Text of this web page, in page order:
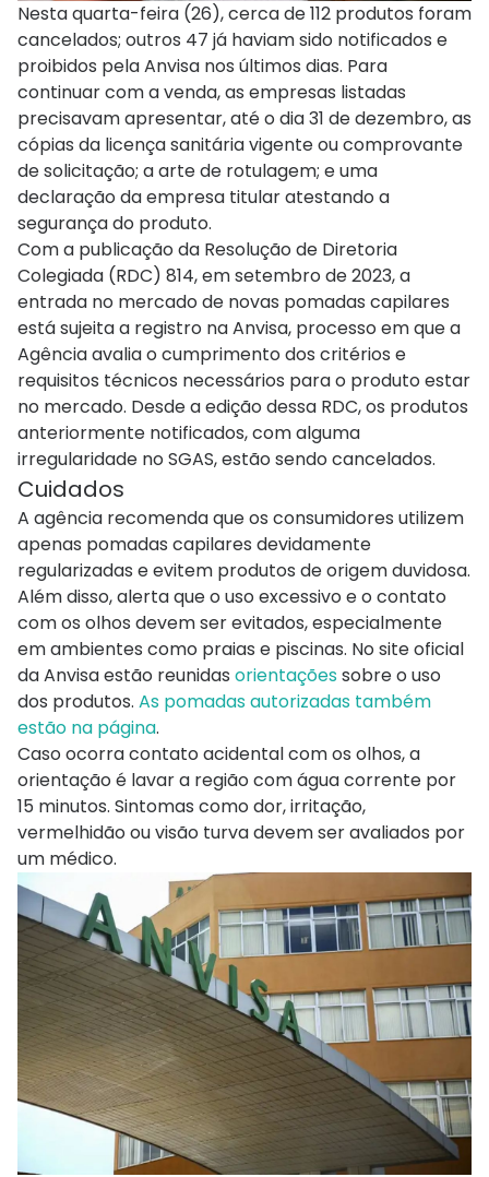
Nesta quarta-feira (26), cerca de 112 produtos foram
cancelados; outros 47 já haviam sido notificados e
proibidos pela Anvisa nos últimos dias. Para
continuar com a venda, as empresas listadas
precisavam apresentar, até o dia 31 de dezembro, as
cópias da licença sanitária vigente ou comprovante
de solicitação; a arte de rotulagem; e uma
declaração da empresa titular atestando a
segurança do produto.
Com a publicação da Resolução de Diretoria
Colegiada (RDC) 814, em setembro de 2023, a
entrada no mercado de novas pomadas capilares
está sujeita a registro na Anvisa, processo em que a
Agência avalia o cumprimento dos critérios e
requisitos técnicos necessários para o produto estar
no mercado. Desde a edição dessa RDC, os produtos
anteriormente notificados, com alguma
irregularidade no SGAS, estão sendo cancelados.
Cuidados
A agência recomenda que os consumidores utilizem
apenas pomadas capilares devidamente
regularizadas e evitem produtos de origem duvidosa.
Além disso, alerta que o uso excessivo e o contato
com os olhos devem ser evitados, especialmente
em ambientes como praias e piscinas. No site oficial
da Anvisa estão reunidas orientaçõessobre o uso
dos produtos. As pomadas autorizadas também
estão na página.
Caso ocorra contato acidental com os olhos, a
orientação é lavar a região com água corrente por
15 minutos. Sintomas como dor, irritação,
vermelhidão ou visão turva devem ser avaliados por
um médico.